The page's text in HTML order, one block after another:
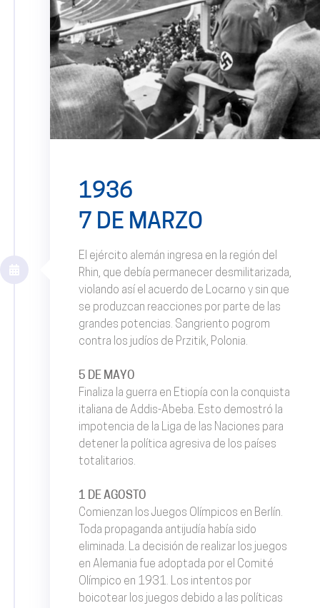
1936
7 DE MARZO
El ejército alemán ingresa en la región del
Rhin, que debía permanecer desmilitarizada,
violando así el acuerdo de Locarno y sin que
se produzcan reacciones por parte de las
grandes potencias. Sangriento pogrom
contra los judíos de Przitik, Polonia.
5 DE MAYO
Finaliza la guerra en Etiopía con la conquista
italiana de Addis-Abeba. Esto demostró la
impotencia de la Liga de las Naciones para
detener la política agresiva de los países
totalitarios.
1 DE AGOSTO
Comienzan los Juegos Olímpicos en Berlín.
Toda propaganda antijudía había sido
eliminada. La decisión de realizar los juegos
en Alemania fue adoptada por el Comité
Olímpico en 1931. Los intentos por
boicotear los juegos debido a las políticas